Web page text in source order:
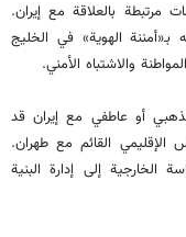
مرتبطة بالعلاقة مع إيران.
الهوية» في الخليج
والاشتباه الأمني.
أو عاطفي مع إيران قد
القائم مع طهران.
الخارجية إلى إدارة البنية